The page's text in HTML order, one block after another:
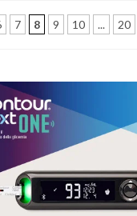
7 8 9 10 ... 20